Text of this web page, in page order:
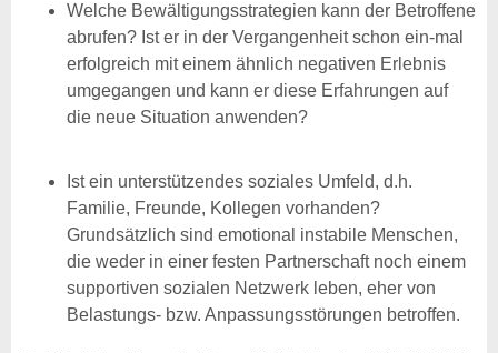
Welche Bewältigungsstrategien kann der Betroffene
abrufen? Ist er in der Vergangenheit schon ein-mal
erfolgreich mit einem ähnlich negativen Erlebnis
umgegangen und kann er diese Erfahrungen auf
die neue Situation anwenden?
Ist ein unterstützendes soziales Umfeld, d.h.
Familie, Freunde, Kollegen vorhanden?
Grundsätzlich sind emotional instabile Menschen,
die weder in einer festen Partnerschaft noch einem
supportiven sozialen Netzwerk leben, eher von
Belastungs- bzw. Anpassungsstörungen betroffen.